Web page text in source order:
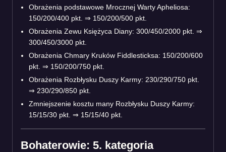
Obrażenia podstawowe Mrocznej Warty Apheliosa:
150/200/400 pkt. ⇒ 150/200/500 pkt.
Obrażenia Zewu Księżyca Diany: 300/450/2000 pkt. ⇒
300/450/3000 pkt.
Obrażenia Chmary Kruków Fiddlesticksa: 150/200/600
pkt. ⇒ 150/200/750 pkt.
Obrażenia Rozbłysku Duszy Karmy: 230/290/750 pkt.
⇒ 230/290/850 pkt.
Zmniejszenie kosztu many Rozbłysku Duszy Karmy:
15/15/30 pkt. ⇒ 15/15/40 pkt.
Bohaterowie: 5. kategoria